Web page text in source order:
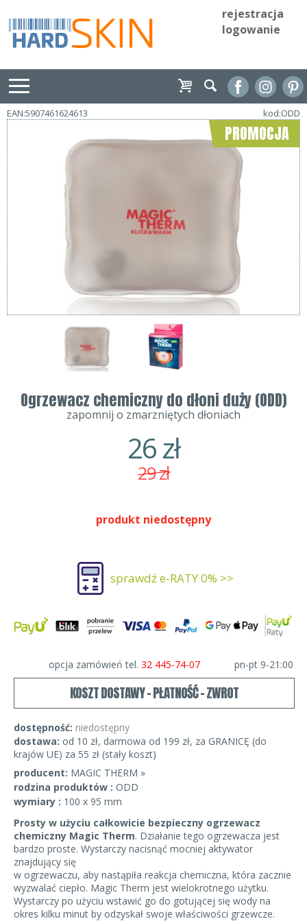
rejestracja
logowanie
EAN:5907461624613 kod:ODD
PROMOCJA
Ogrzewacz chemiczny do dłoni duży (ODD)
zapomnij o zmarzniętych dłoniach
26zł
29zł
produkt niedostępny
sprawdź e-RATY 0% >>
opcja zamówień tel. 32 445-74-07 pn-pt 9-21:00
KOSZT DOSTAWY - PŁATNOŚĆ - ZWROT
dostępność: niedostępny
dostawa: od 10 zł, darmowa od 199 zł, za GRANICĘ (do
krajów UE) za 55 zł (stały koszt)
producent: MAGIC THERM »
rodzina produktów : ODD
wymiary : 100 x 95 mm
Prosty w użyciu całkowicie bezpieczny ogrzewacz
chemiczny Magic Therm. Działanie tego ogrzewacza jest
bardzo proste. Wystarczy nacisnąć mocniej aktywator
znajdujący się
w ogrzewaczu, aby nastąpiła reakcja chemiczna, która zacznie
wyzwalać ciepło. Magic Therm jest wielokrotnego użytku.
Wystarczy po użyciu wstawić go do gotującej się wody na
okres kilku minut by odzyskał swoje właściwości grzewcze.